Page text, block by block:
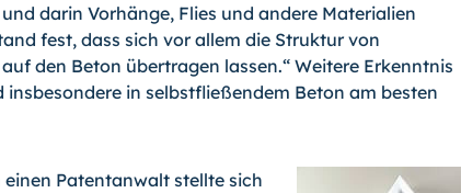
darin Vorhänge, Flies und andere Materialien
fest, dass sich vor allem die Struktur von
den Beton übertragen lassen.“ Weitere Erkenntnis
in selbstfließendem Beton am besten
Patentanwalt stellte sich